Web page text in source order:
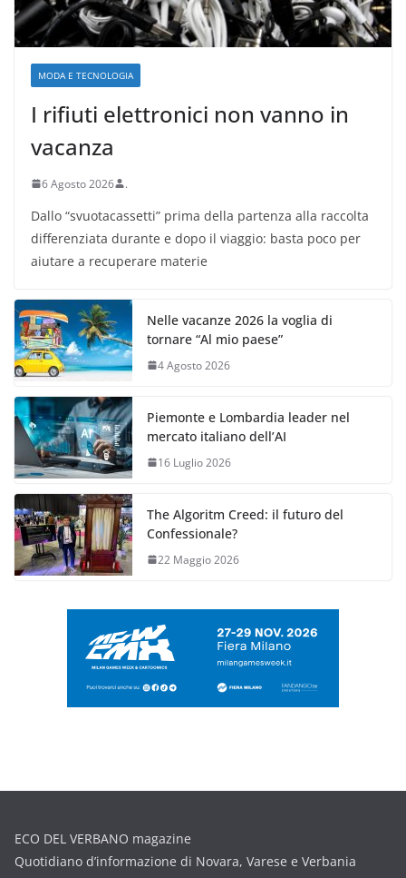
MODA E TECNOLOGIA
I rifiuti elettronici non vanno in
vacanza
6 Agosto 2026 .
Dallo “svuotacassetti” prima della partenza alla raccolta
differenziata durante e dopo il viaggio: basta poco per
aiutare a recuperare materie
Nelle vacanze 2026 la voglia di
tornare “Al mio paese”
4 Agosto 2026
Piemonte e Lombardia leader nel
mercato italiano dell’AI
16 Luglio 2026
The Algoritm Creed: il futuro del
Confessionale?
22 Maggio 2026
ECO DEL VERBANO magazine
Quotidiano d’informazione di Novara, Varese e Verbania